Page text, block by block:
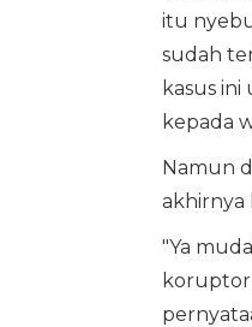
itu
sudah
kasus
kepada
Namun
akhirnya
"Ya
koruptor